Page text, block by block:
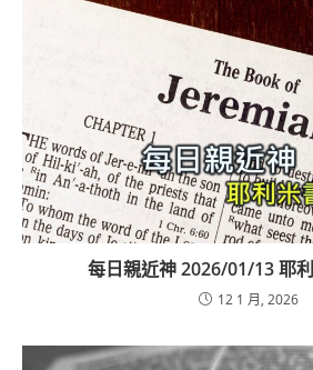
每日親近神 2026/01/13 耶
12 1 月, 2026